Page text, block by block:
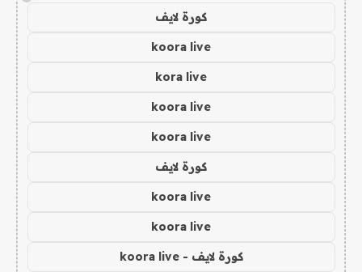
كورة لايف
koora live
kora live
koora live
koora live
كورة لايف
koora live
koora live
كورة لايف - koora live